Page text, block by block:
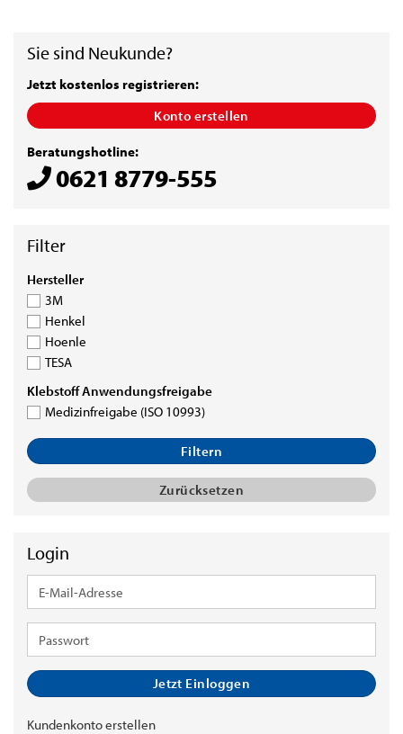
Sie sind Neukunde?
Jetzt kostenlos registrieren:
Konto erstellen
Beratungshotline:
0621 8779-555
HERSTELLER
Hersteller
3M
Henkel
Hoenle
TESA
KLEBSTOFF
ANWENDUNGSFREIGABE
Klebstoff Anwendungsfreigabe
Medizinfreigabe (ISO 10993)
Filtern
Zurücksetzen
Login
E-
Mail-
Passwort
Jetzt Einloggen
Kundenkonto erstellen